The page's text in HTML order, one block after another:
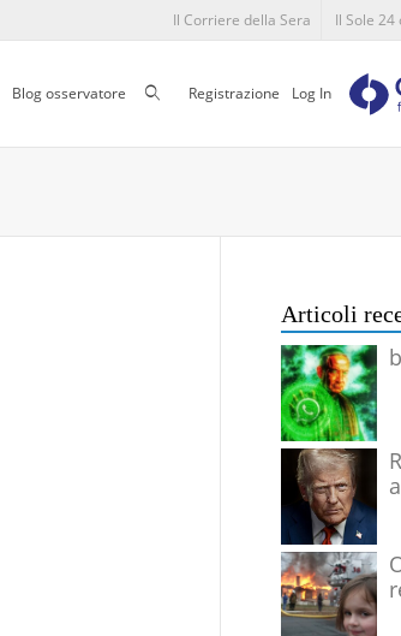
Il Corriere della Sera Il Sole 24
Blog osservatore CercaRegistrazione Log In
Articoli